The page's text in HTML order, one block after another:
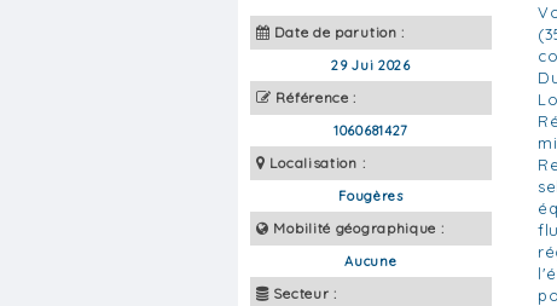
Date de parution :
29 Jui 2026
Référence :
1060681427
Localisation :
Fougères
Mobilité géographique :
Aucune
Secteur :